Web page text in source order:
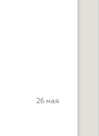
26 мая